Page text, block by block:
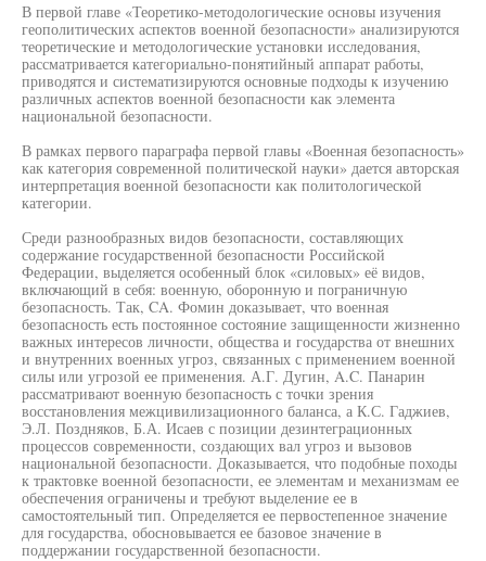
В первой главе «Теоретико-методологические основы изучения
геополитических аспектов военной безопасности» анализируются
теоретические и методологические установки исследования,
рассматривается категориально-понятийный аппарат работы,
приводятся и систематизируются основные подходы к изучению
различных аспектов военной безопасности как элемента
национальной безопасности.
В рамках первого параграфа первой главы «Военная безопасность»
как категория современной политической науки» дается авторская
интерпретация военной безопасности как политологической
категории.
Среди разнообразных видов безопасности, составляющих
содержание государственной безопасности Российской
Федерации, выделяется особенный блок «силовых» её видов,
включающий в себя: военную, оборонную и пограничную
безопасность. Так, CA. Фомин доказывает, что военная
безопасность есть постоянное состояние защищенности жизненно
важных интересов личности, общества и государства от внешних
и внутренних военных угроз, связанных с применением военной
силы или угрозой ее применения. А.Г. Дугин, A.C. Панарин
рассматривают военную безопасность с точки зрения
восстановления межцивилизационного баланса, а К.С. Гаджиев,
Э.Л. Поздняков, Б.А. Исаев с позиции дезинтеграционных
процессов современности, создающих вал угроз и вызовов
национальной безопасности. Доказывается, что подобные походы
к трактовке военной безопасности, ее элементам и механизмам ее
обеспечения ограничены и требуют выделение ее в
самостоятельный тип. Определяется ее первостепенное значение
для государства, обосновывается ее базовое значение в
поддержании государственной безопасности.